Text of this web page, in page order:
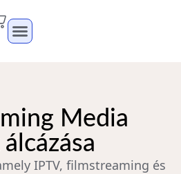
Media
IPTV, filmstreaming és